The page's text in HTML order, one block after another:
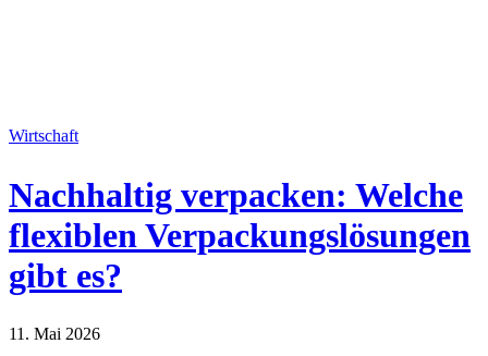
Wirtschaft
Nachhaltig verpacken: Welche
flexiblen Verpackungslösungen
gibt es?
11. Mai 2026